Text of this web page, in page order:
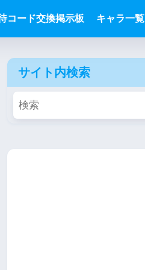
コード交換掲示板 キャラ一覧
サイト内検索